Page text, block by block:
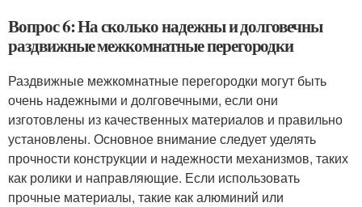
Вопрос 6: На сколько надежны и долговечны
раздвижные межкомнатные перегородки
Раздвижные межкомнатные перегородки могут быть
очень надежными и долговечными, если они
изготовлены из качественных материалов и правильно
установлены. Основное внимание следует уделять
прочности конструкции и надежности механизмов, таких
как ролики и направляющие. Если использовать
прочные материалы, такие как алюминий или